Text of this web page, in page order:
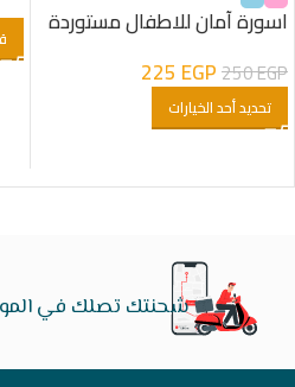
اسورة آمان للاطفال مستوردة
250EGP
225 EGP
تحديد أحد الخيارات
شحنتك تصلك في